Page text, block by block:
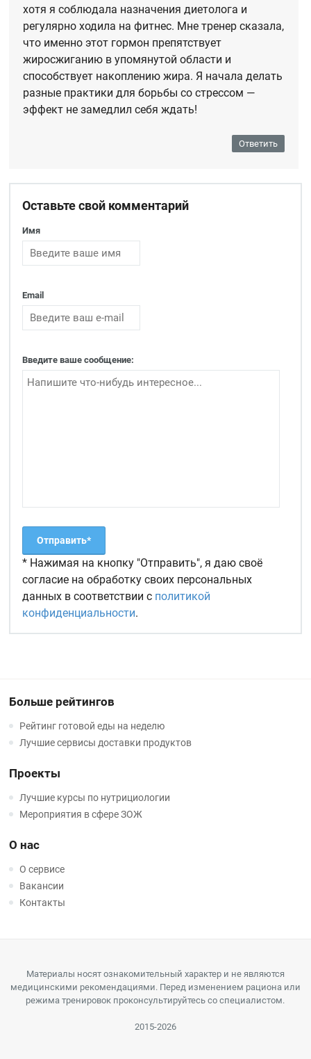
хотя я соблюдала назначения диетолога и
регулярно ходила на фитнес. Мне тренер сказала,
что именно этот гормон препятствует
жиросжиганию в упомянутой области и
способствует накоплению жира. Я начала делать
разные практики для борьбы со стрессом —
эффект не замедлил себя ждать!
Ответить
Оставьте свой комментарий
Имя
Email
Введите ваше сообщение:
* Нажимая на кнопку "Отправить", я даю своё
согласие на обработку своих персональных
данных в соответствии с политикой
конфиденциальности.
Больше рейтингов
Рейтинг готовой еды на неделю
Лучшие сервисы доставки продуктов
Проекты
Лучшие курсы по нутрициологии
Мероприятия в сфере ЗОЖ
О нас
О сервисе
Вакансии
Контакты
Материалы носят ознакомительный характер и не являются
медицинскими рекомендациями. Перед изменением рациона или
режима тренировок проконсультируйтесь со специалистом.
2015-2026